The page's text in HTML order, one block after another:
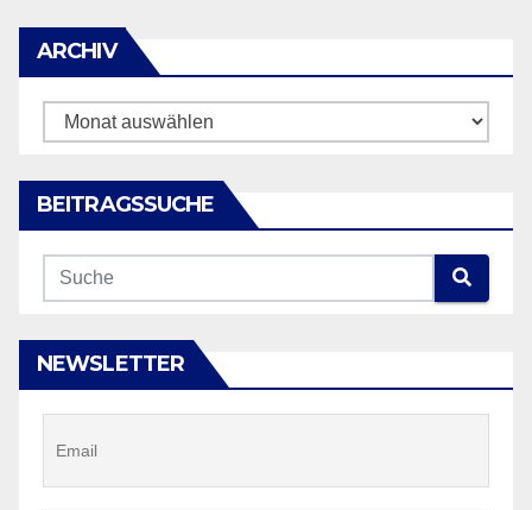
ARCHIV
ARCHIV
BEITRAGSSUCHE
NEWSLETTER